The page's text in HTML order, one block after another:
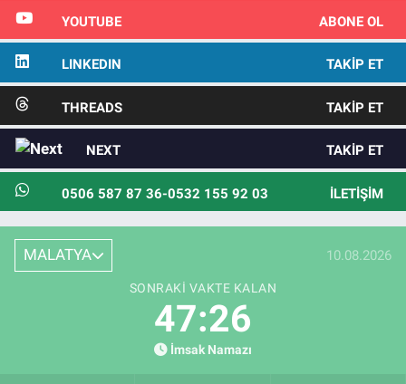
YOUTUBE ABONE OL
LINKEDIN TAKIP ET
THREADS TAKIP ET
NEXT TAKIP ET
0506 587 87 36-0532 155 92 03 İLETIŞIM
MALATYA 10.08.2026
SONRAKI VAKTE KALAN
47:24
İmsak Namazı